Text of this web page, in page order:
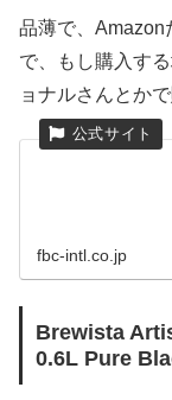
品薄で、Amazon
で、もし購入す
ョナルさんとか
fbc-intl.co.jp
Brewista
0.6L Pure